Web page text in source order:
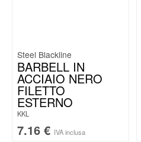
Steel Blackline
BARBELL IN
ACCIAIO NERO
FILETTO
ESTERNO
KKL
7.16 € IVA inclusa